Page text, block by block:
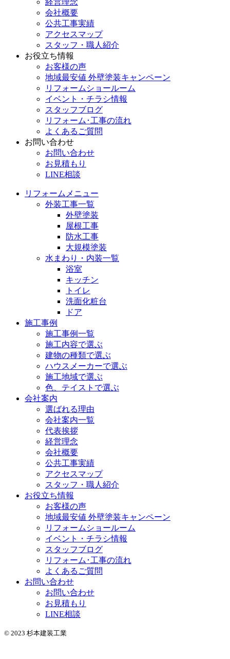
会社概要
公共工事実績
アクセスマップ
スタッフ・職人紹介
お役立ち情報
お客様の声
地域最安値 外壁塗装キャンペーン
リフォームショールーム
イベント・チラシ情報
スタッフブログ
リフォーム･工事の流れ
よくあるご質問
お問い合わせ
お問い合わせ
お見積もり
LINE相談
リフォームメニュー
外装工事一覧
外壁塗装
屋根工事
防水工事
大規模塗装
水まわり・内装一覧
浴室
キッチン
トイレ
洗面化粧台
ドア
施工事例
施工事例一覧
施工内容で選ぶ
建物の種類で選ぶ
ハウスメーカーで選ぶ
施工地域で選ぶ
色、テイストで選ぶ
会社案内
選ばれる理由
会社案内一覧
代表挨拶
経営理念
会社概要
公共工事実績
アクセスマップ
スタッフ・職人紹介
お役立ち情報
お客様の声
地域最安値 外壁塗装キャンペーン
リフォームショールーム
イベント・チラシ情報
スタッフブログ
リフォーム･工事の流れ
よくあるご質問
お問い合わせ
お問い合わせ
お見積もり
LINE相談
© 2023 杉本建装工業